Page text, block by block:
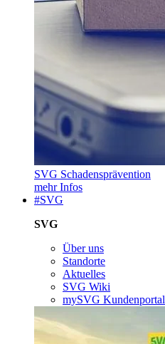
SVG Schadensprävention
mehr Infos
#SVG
SVG
Über uns
Standorte
Aktuelles
SVG Wiki
mySVG Kundenportal